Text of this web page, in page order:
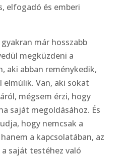
elfogadó és emberi
már hosszabb
megküzdeni a
aki abban reménykedik,
Van, aki sokat
mégsem érzi, hogy
saját megoldásához. És
hogy nemcsak a
a kapcsolatában, az
saját testéhez való